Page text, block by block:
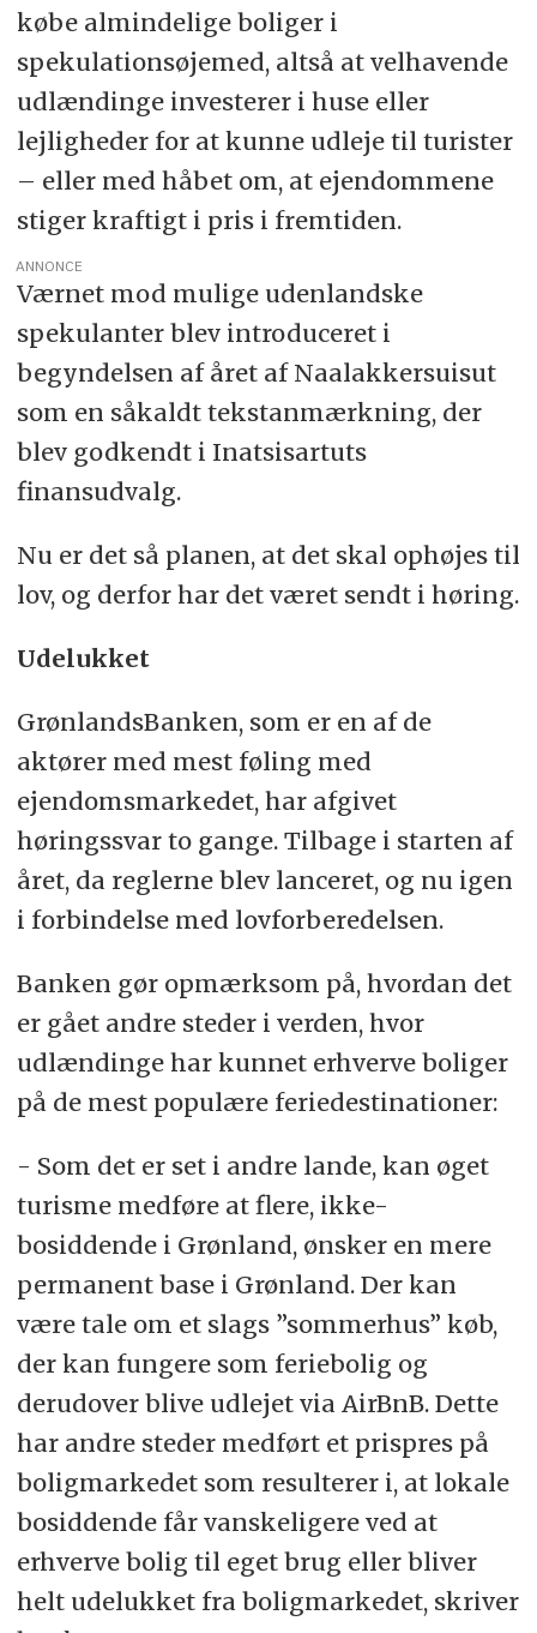
købe almindelige boliger i
spekulationsøjemed, altså at velhavende
udlændinge investerer i huse eller
lejligheder for at kunne udleje til turister
– eller med håbet om, at ejendommene
stiger kraftigt i pris i fremtiden.
ANNONCE
Værnet mod mulige udenlandske
spekulanter blev introduceret i
begyndelsen af året af Naalakkersuisut
som en såkaldt tekstanmærkning, der
blev godkendt i Inatsisartuts
finansudvalg.
Nu er det så planen, at det skal ophøjes til
lov, og derfor har det været sendt i høring.
Udelukket
GrønlandsBanken, som er en af de
aktører med mest føling med
ejendomsmarkedet, har afgivet
høringssvar to gange. Tilbage i starten af
året, da reglerne blev lanceret, og nu igen
i forbindelse med lovforberedelsen.
Banken gør opmærksom på, hvordan det
er gået andre steder i verden, hvor
udlændinge har kunnet erhverve boliger
på de mest populære feriedestinationer:
- Som det er set i andre lande, kan øget
turisme medføre at flere, ikke-
bosiddende i Grønland, ønsker en mere
permanent base i Grønland. Der kan
være tale om et slags ”sommerhus” køb,
der kan fungere som feriebolig og
derudover blive udlejet via AirBnB. Dette
har andre steder medført et prispres på
boligmarkedet som resulterer i, at lokale
bosiddende får vanskeligere ved at
erhverve bolig til eget brug eller bliver
helt udelukket fra boligmarkedet, skriver